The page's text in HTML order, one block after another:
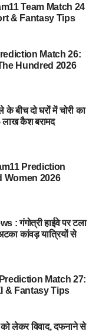
से भरा एक
Match 26:
2026
Team Match 24
& Fantasy Tips
Match 26:
Hundred 2026
बीच दो घरों में चोरी का
लाख कैश बरामद
Prediction
Women 2026
गंगोत्री हाईवे पर टला
कांवड़ यात्रियों से
Match 27:
& Fantasy Tips
लेकर विवाद, दफनाने से